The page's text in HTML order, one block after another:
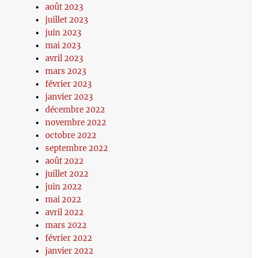
août 2023
juillet 2023
juin 2023
mai 2023
avril 2023
mars 2023
février 2023
janvier 2023
décembre 2022
novembre 2022
octobre 2022
septembre 2022
août 2022
juillet 2022
juin 2022
mai 2022
avril 2022
mars 2022
février 2022
janvier 2022